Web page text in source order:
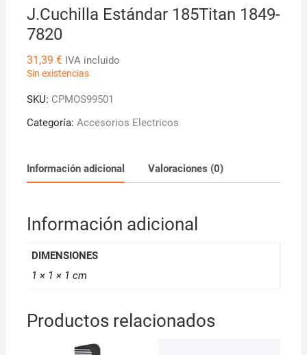
J.Cuchilla Estándar 185Titan 1849-
7820
31,39 € IVA incluido
Sin existencias
SKU: CPMOS99501
Categoría: Accesorios Electricos
Información adicional Valoraciones (0)
Información adicional
DIMENSIONES
1 × 1 × 1 cm
Productos relacionados